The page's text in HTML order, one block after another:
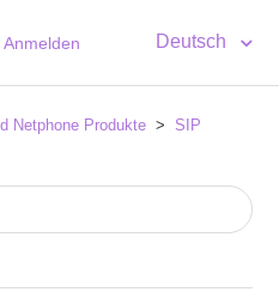
Anmelden Deutsch
Netphone Produkte
SIP